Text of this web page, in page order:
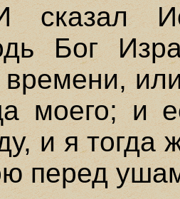
сказал
Бог
времени,
моего; и
и я тогда
перед